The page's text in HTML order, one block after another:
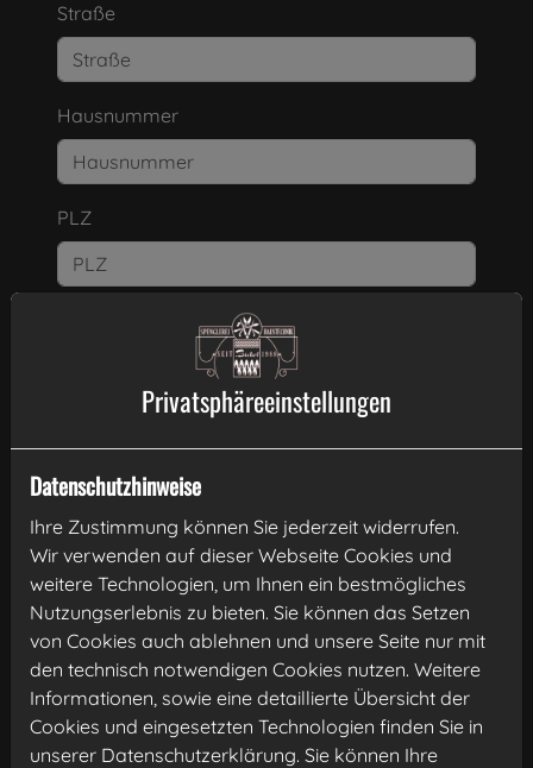
Straße
Hausnummer
PLZ
Telefon
Betreff
Nachricht
Privatsphäre­einstellungen
Datenschutzhinweise
Ihre Zustimmung können Sie jederzeit widerrufen.
Wir verwenden auf dieser Webseite Cookies und
weitere Technologien, um Ihnen ein bestmögliches
Nutzungserlebnis zu bieten. Sie können das Setzen
von Cookies auch ablehnen und unsere Seite nur mit
den technisch notwendigen Cookies nutzen. Weitere
Informationen, sowie eine detaillierte Übersicht der
Cookies und eingesetzten Technologien finden Sie in
unserer Datenschutzerklärung. Sie können Ihre